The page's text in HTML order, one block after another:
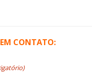
EM CONTATO: